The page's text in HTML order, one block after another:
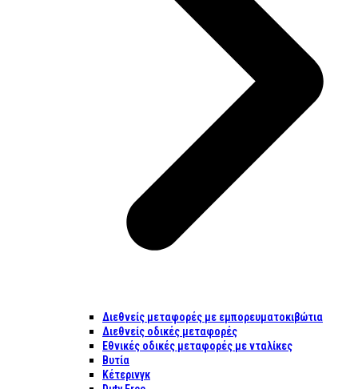
Διεθνείς μεταφορές με εμπορευματοκιβώτια
Διεθνείς οδικές μεταφορές
Εθνικές οδικές μεταφορές με νταλίκες
Βυτία
Κέτερινγκ